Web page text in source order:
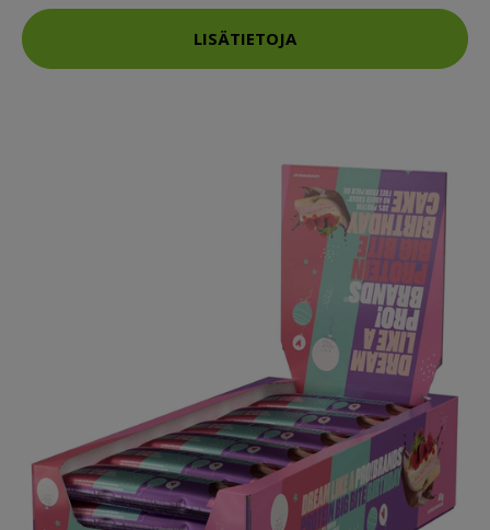
LISÄTIETOJA